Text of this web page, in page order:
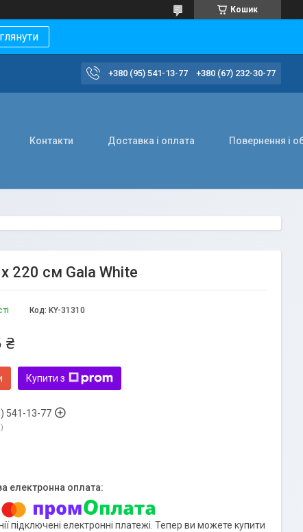
Кошик
+380 (95) 541-13-77 +380 (67) 232-30-77
Контакти Доставка і оплата Повернення і
220 см Gala White
Код: KY-31310
₴
Купити з
541-13-77
підключені електронні платежі. Тепер ви можете купити